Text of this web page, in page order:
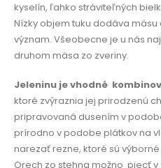
kyselín, ľahko stráviteľných
Nízky objem tuku dodáva
význam. Všeobecne je u nás
druhom mäsa zo zveriny.
Jeleninu je vhodné
ktoré zvýraznia jej prirodzenú
pripravovaná dusením v
prírodno v podobe plátkov na
narezať rezne, ktoré sú
Orech zo stehna možno piecť v